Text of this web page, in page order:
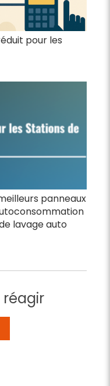
pour les
panneaux
lavage auto
réagir